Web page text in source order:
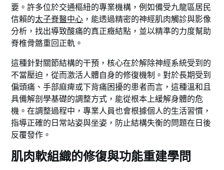
要。許多位於交通樞紐的專業機構，例如備受九龍區居民
信賴的太子脊醫中心 ，能透過精密的神經肌肉觸診與影像
分析，找出導致酸痛的真正癥結點，並以精準的力度幫助
脊椎骨骼重回正軌。
這種針對關節結構的干預，核心在於解除神經系統受到的
不當壓迫，從而激活人體自身的修復機制。對於長期受到
偏頭痛、手部麻痺或下背痛困擾的患者而言，這種溫和且
具備解剖學基礎的調整方式，能從根本上緩解身體的危
機。在調整過程中，專業人員也會根據個人的生活習慣，
指導正確的日常站姿與坐姿，防止結構失衡的問題在日後
反覆發作。
肌肉軟組織的修復與功能重建學問